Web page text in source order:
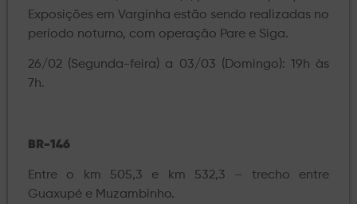
Exposições em Varginha estão sendo realizadas no
período noturno, com operação Pare e Siga.
26/02 (Segunda-feira) a 03/03 (Domingo): 19h às
7h.
BR-146
Entre o km 505,3 e km 532,3 – trecho entre
Guaxupé e Muzambinho.